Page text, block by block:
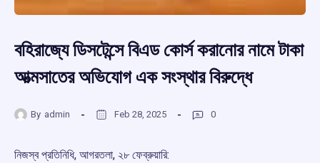
বহিরাজ্যে ডিসটেন্সে বিএড কোর্স করানোর নামে টাকা
আত্মসাতের অভিযোগ এক সংস্থার বিরুদ্ধে
By admin Feb 28, 2025 0
নিজস্ব প্রতিনিধি, আগরতলা, ২৮ ফেব্রুয়ারি: